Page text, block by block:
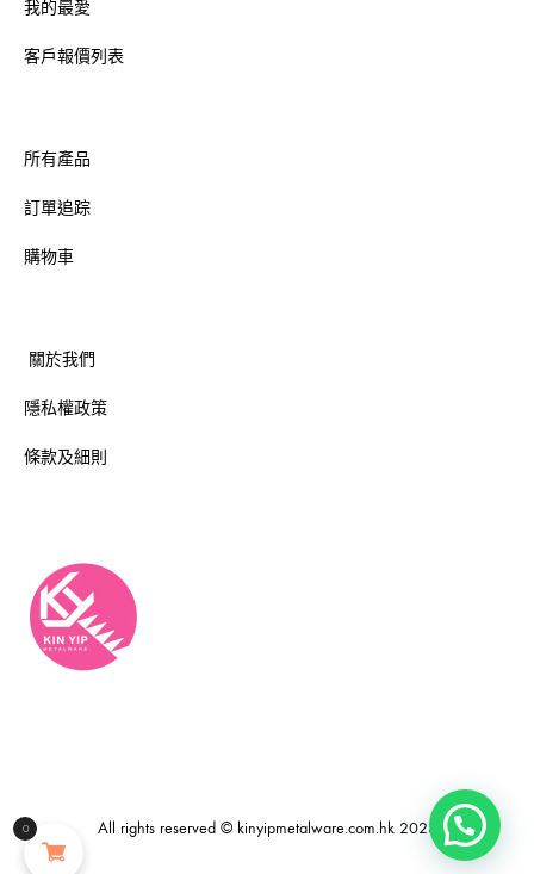
我的最愛
客戶報價列表
所有產品
訂單追踪
購物車
關於我們
隱私權政策
條款及細則
All rights reserved © kinyipmetalware.com.hk 2023
0